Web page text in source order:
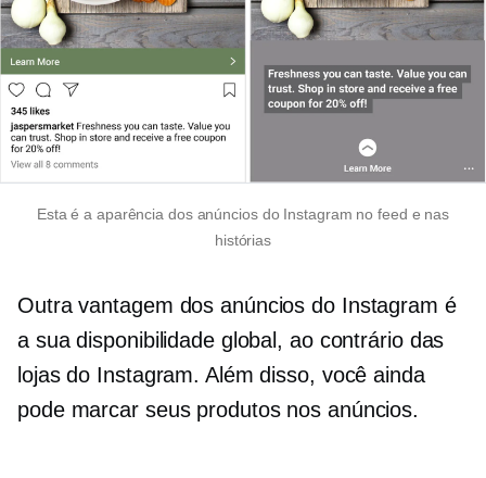
Esta é a aparência dos anúncios do Instagram no feed e nas
histórias
Outra vantagem dos anúncios do Instagram é
a sua disponibilidade global, ao contrário das
lojas do Instagram. Além disso, você ainda
pode marcar seus produtos nos anúncios.